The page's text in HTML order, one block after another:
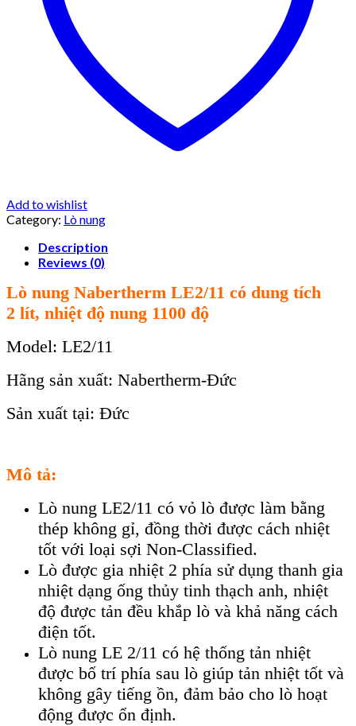
Add to wishlist
Category: Lò nung
Description
Reviews (0)
Lò nung Nabertherm LE2/11 có dung tích
2 lít, nhiệt độ nung 1100 độ
Model: LE2/11
Hãng sản xuất: Nabertherm-Đức
Sản xuất tại: Đức
Mô tả:
Lò nung LE2/11 có vỏ lò được làm bằng
thép không gỉ, đồng thời được cách nhiệt
tốt với loại sợi Non-Classified.
Lò được gia nhiệt 2 phía sử dụng thanh gia
nhiệt dạng ống thủy tinh thạch anh, nhiệt
độ được tản đều khắp lò và khả năng cách
điện tốt.
Lò nung LE 2/11 có hệ thống tản nhiệt
được bố trí phía sau lò giúp tản nhiệt tốt và
không gây tiếng ồn, đảm bảo cho lò hoạt
động được ổn định.